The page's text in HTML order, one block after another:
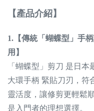
【產品介紹】
1.【傳統「蝴蝶型」手柄
用】
「蝴蝶型」剪刀 是日本
大環手柄 緊貼刀刃，符
靈活度，讓修剪更輕鬆順
是入門者的理想選擇。